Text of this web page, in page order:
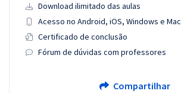
Download ilimitado das aulas
Acesso no Android, iOS, Windows e Mac
Certificado de conclusão
Fórum de dúvidas com professores
Compartilhar